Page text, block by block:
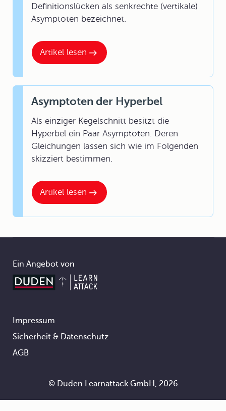
Artikel lesen
Definitionslücken als senkrechte (vertikale)
Asymptoten bezeichnet.
Artikel lesen
Asymptoten der Hyperbel
Als einziger Kegelschnitt besitzt die
Hyperbel ein Paar Asymptoten. Deren
Gleichungen lassen sich wie im Folgenden
skizziert bestimmen.
Ein Angebot von
Footer
Impressum
Sicherheit & Datenschutz
AGB
© Duden Learnattack GmbH, 2026